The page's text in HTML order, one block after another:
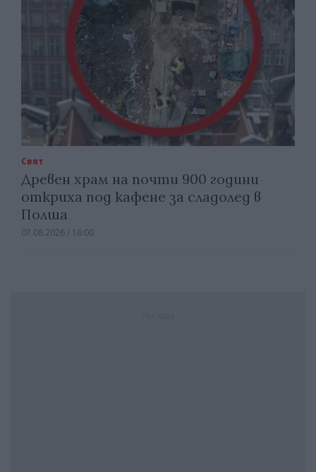
Свят
Древен храм на почти 900 години
откриха под кафене за сладолед в
Полша
07.08.2026 / 16:00